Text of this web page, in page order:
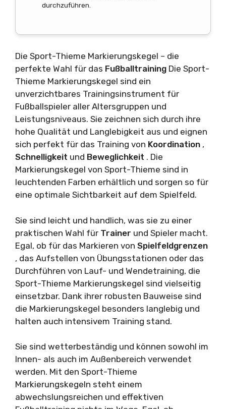
durchzuführen.
Die Sport-Thieme Markierungskegel – die
perfekte Wahl für das Fußballtraining Die Sport-
Thieme Markierungskegel sind ein
unverzichtbares Trainingsinstrument für
Fußballspieler aller Altersgruppen und
Leistungsniveaus. Sie zeichnen sich durch ihre
hohe Qualität und Langlebigkeit aus und eignen
sich perfekt für das Training von Koordination ,
Schnelligkeit und Beweglichkeit . Die
Markierungskegel von Sport-Thieme sind in
leuchtenden Farben erhältlich und sorgen so für
eine optimale Sichtbarkeit auf dem Spielfeld.
Sie sind leicht und handlich, was sie zu einer
praktischen Wahl für Trainer und Spieler macht.
Egal, ob für das Markieren von Spielfeldgrenzen
, das Aufstellen von Übungsstationen oder das
Durchführen von Lauf- und Wendetraining, die
Sport-Thieme Markierungskegel sind vielseitig
einsetzbar. Dank ihrer robusten Bauweise sind
die Markierungskegel besonders langlebig und
halten auch intensivem Training stand.
Sie sind wetterbeständig und können sowohl im
Innen- als auch im Außenbereich verwendet
werden. Mit den Sport-Thieme
Markierungskegeln steht einem
abwechslungsreichen und effektiven